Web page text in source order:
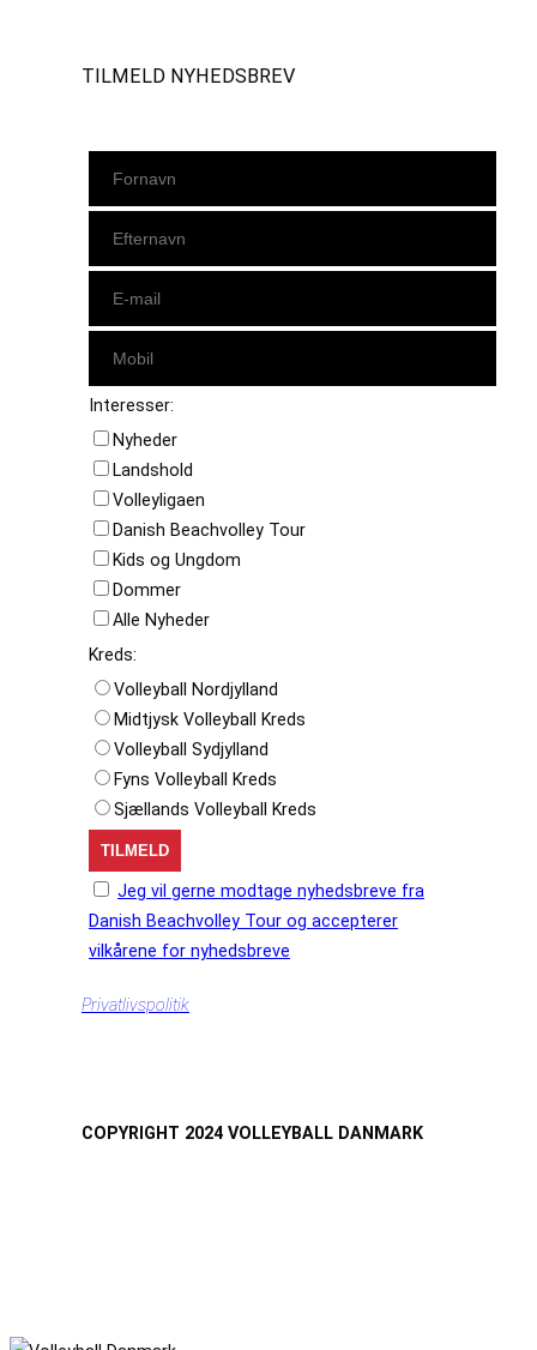
TILMELD NYHEDSBREV
Interesser:
Nyheder
Landshold
Volleyligaen
Danish Beachvolley Tour
Kids og Ungdom
Dommer
Alle Nyheder
Kreds:
Volleyball Nordjylland
Midtjysk Volleyball Kreds
Volleyball Sydjylland
Fyns Volleyball Kreds
Sjællands Volleyball Kreds
Jeg vil gerne modtage nyhedsbreve fra
Danish Beachvolley Tour og accepterer
vilkårene for nyhedsbreve
Privatlivspolitik
COPYRIGHT 2024 VOLLEYBALL DANMARK